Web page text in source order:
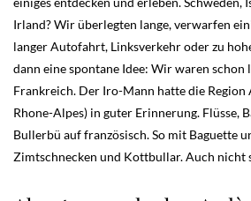
Irland? Wir überlegten lange, verwarfen
langer Autofahrt, Linksverkehr oder zu
dann eine spontane Idee: Wir waren schon
Frankreich. Der Iro-Mann hatte die Region
Rhone-Alpes) in guter Erinnerung. Flüsse,
Bullerbü auf französisch. So mit Baguette
Zimtschnecken und Kottbullar. Auch nicht